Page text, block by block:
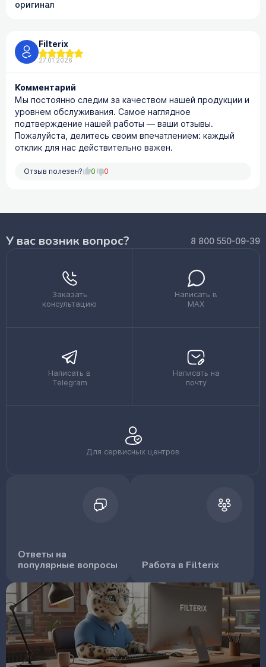
оригинал
Filterix
27.01.2026
Комментарий
Мы постоянно следим за качеством нашей продукции и
уровнем обслуживания. Самое наглядное
подтверждение нашей работы — ваши отзывы.
Пожалуйста, делитесь своим впечатлением: каждый
отклик для нас действительно важен.
Отзыв полезен? 0 0
У вас возник вопрос? 8 800 550-09-39
Заказать
консультацию
Написать в
MAX
Написать в
Telegram
Написать на
почту
Для сервисных центров
Ответы на
популярные вопросы
Работа в Filterix